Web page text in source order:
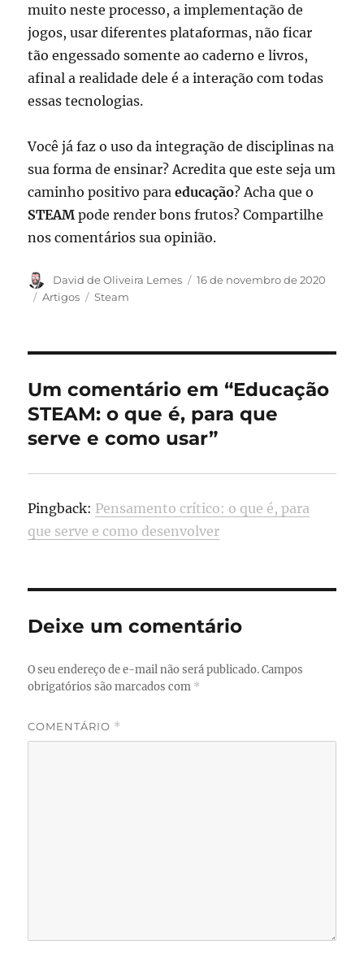
muito neste processo, a implementação de
jogos, usar diferentes plataformas, não ficar
tão engessado somente ao caderno e livros,
afinal a realidade dele é a interação com todas
essas tecnologias.
Você já faz o uso da integração de disciplinas na
sua forma de ensinar? Acredita que este seja um
caminho positivo paraeducação? Acha que o
STEAM pode render bons frutos? Compartilhe
nos comentários sua opinião.
Autor
David de Oliveira Lemes
Publicado
16 de novembro de 2020
Categorias
Artigos Tags
Steam
Um comentário em “Educação
STEAM: o que é, para que
serve e como usar”
Pingback: Pensamento crítico: o que é, para
que serve e como desenvolver
Deixe um comentário
O seu endereço de e-mail não será publicado. Campos
obrigatórios são marcados com *
COMENTÁRIO *